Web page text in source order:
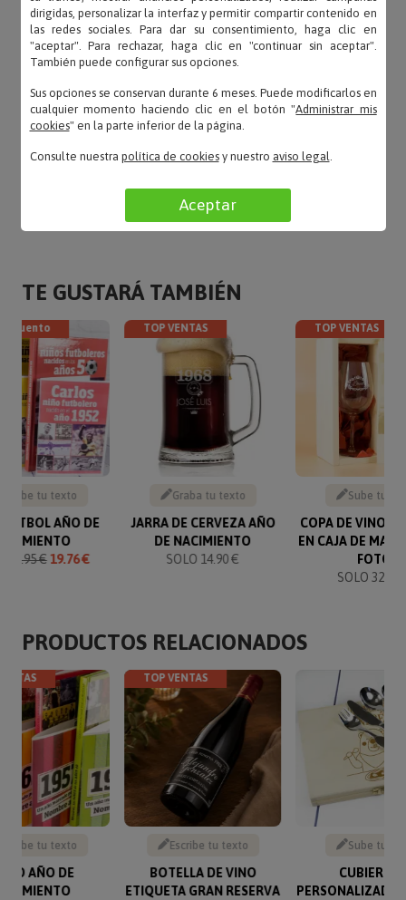
tere – 01/07/2016
«me han prestado muy buen servicio. seguro q
repito la experiencia.»
TE GUSTARÁ TAMBIÉN
tu texto
AÑO DE
21.95 €19.76 €
TOP VENTAS
Graba tu texto
JARRA DE CERVEZA AÑO
DE NACIMIENTO
SOLO 14.90 €
TOP VENTAS
Sube tu
COPA DE VINO
EN CAJA DE
FOTO
SOLO 32.90
PRODUCTOS RELACIONADOS
tu texto
AÑO DE
TOP VENTAS
Escribe tu texto
BOTELLA DE VINO
ETIQUETA GRAN RESERVA
Sube tu
dirigidas, personalizar la interfaz y permitir compartir contenido en
las redes sociales. Para dar su consentimiento, haga clic en
"aceptar". Para rechazar, haga clic en "continuar sin aceptar".
También puede configurar sus opciones.
Sus opciones se conservan durante 6 meses. Puede modificarlos en
cualquier momento haciendo clic en el botón "Administrar mis
cookies" en la parte inferior de la página.
Consulte nuestra política de cookiesy nuestro aviso legal
Aceptar